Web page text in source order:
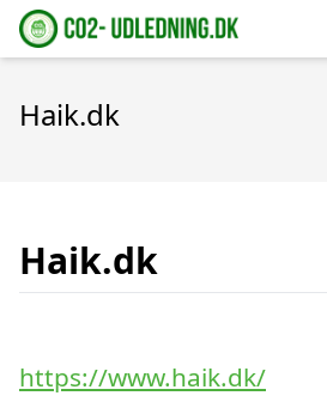
Haik.dk
Haik.dk
https://www.haik.dk/